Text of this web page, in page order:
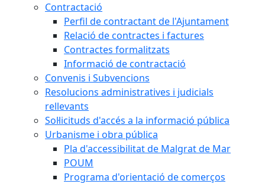
Contractació
Perfil de contractant de l'Ajuntament
Relació de contractes i factures
Contractes formalitzats
Informació de contractació
Convenis i Subvencions
Resolucions administratives i judicials
rellevants
Sol·licituds d'accés a la informació pública
Urbanisme i obra pública
Pla d'accessibilitat de Malgrat de Mar
POUM
Programa d'orientació de comerços